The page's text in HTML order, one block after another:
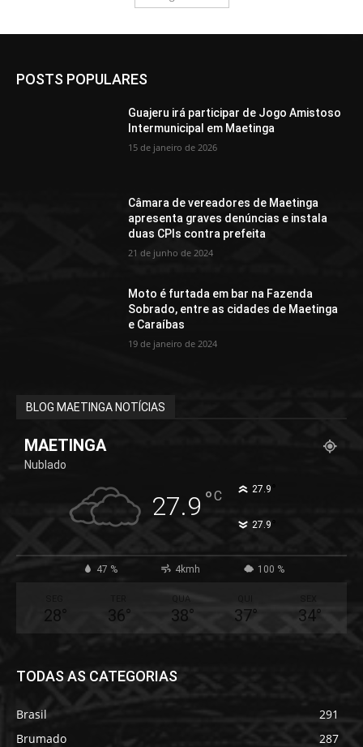
POSTS POPULARES
Guajeru irá participar de Jogo Amistoso
Intermunicipal em Maetinga
15 de janeiro de 2026
Câmara de vereadores de Maetinga
apresenta graves denúncias e instala
duas CPIs contra prefeita
21 de junho de 2024
Moto é furtada em bar na Fazenda
Sobrado, entre as cidades de Maetinga
e Caraíbas
19 de janeiro de 2024
BLOG MAETINGA NOTÍCIAS
MAETINGA
Nublado
27.9 °C 27.9
27.9
47 % 4kmh 100 %
28° 36°
QUA
38° 37° 34°
TODAS AS CATEGORIAS
Brasil
291
Brumado
287